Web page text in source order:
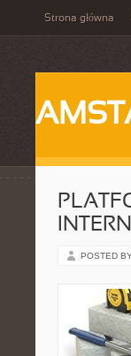
Strona główna
POSTED